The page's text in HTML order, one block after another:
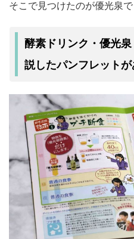
そこで見つけたのが優光泉で
酵素ドリンク・優光
説したパンフレット